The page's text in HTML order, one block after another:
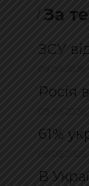
За
ЗСУ
Росія
61%
В